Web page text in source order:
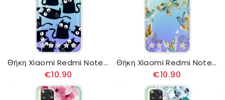
Θήκη Xiaomi Redmi Note 11 Pro 4G / 5G Πολλαπλές Μαύρες Γάτες
€10.90
Θήκη Xiaomi Redmi Note 11 Pro 4G / 5G Flight Of Butterflies
€10.90